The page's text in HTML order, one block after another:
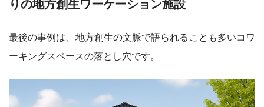
りの地方創生ワーケーション施設
最後の事例は、地方創生の文脈で語られることも多いコワ
ーキングスペースの落とし穴です。